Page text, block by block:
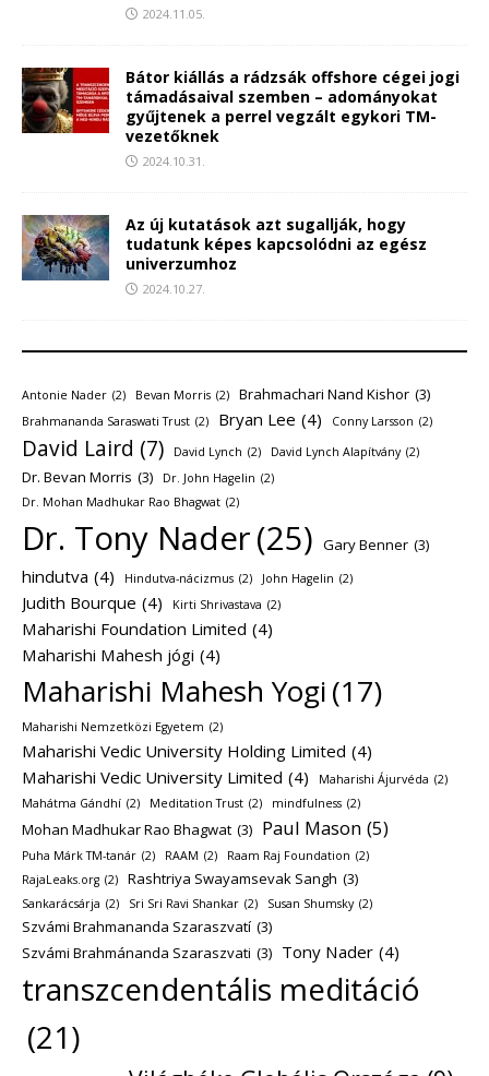
2024.11.05.
Bátor kiállás a rádzsák offshore cégei jogi
támadásaival szemben – adományokat
gyűjtenek a perrel vegzált egykori TM-
vezetőknek
2024.10.31.
Az új kutatások azt sugallják, hogy
tudatunk képes kapcsolódni az egész
univerzumhoz
2024.10.27.
Antonie Nader (2) Bevan Morris (2) Brahmachari Nand Kishor (3)
Brahmananda Saraswati Trust (2) Bryan Lee (4) Conny Larsson (2)
David Laird (7) David Lynch (2) David Lynch Alapítvány (2)
Dr. Bevan Morris (3) Dr. John Hagelin (2)
Dr. Mohan Madhukar Rao Bhagwat (2)
Dr. Tony Nader(25) Gary Benner (3)
hindutva (4) Hindutva-nácizmus (2) John Hagelin (2)
Judith Bourque (4) Kirti Shrivastava (2)
Maharishi Foundation Limited (4)
Maharishi Mahesh jógi (4)
Maharishi Mahesh Yogi(17)
Maharishi Nemzetközi Egyetem (2)
Maharishi Vedic University Holding Limited (4)
Maharishi Vedic University Limited (4) Maharishi Ájurvéda (2)
Mahátma Gándhí (2) Meditation Trust (2) mindfulness (2)
Mohan Madhukar Rao Bhagwat (3) Paul Mason (5)
Puha Márk TM-tanár (2) RAAM (2) Raam Raj Foundation (2)
RajaLeaks.org (2) Rashtriya Swayamsevak Sangh (3)
Sankarácsárja (2) Sri Sri Ravi Shankar (2) Susan Shumsky (2)
Szvámi Brahmananda Szaraszvatí (3)
Szvámi Brahmánanda Szaraszvati (3) Tony Nader (4)
transzcendentális meditáció
(21)